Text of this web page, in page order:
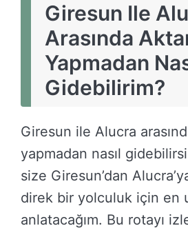
Giresun Ile
Arasında
Yapmadan
Gidebilirim?
Giresun ile Alucra
yapmadan nasıl
size Giresun’dan
direk bir yolculuk için en
anlatacağım. Bu rotayı